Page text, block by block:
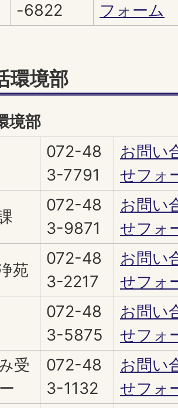
-6822
フォーム
環境部
境部
072-48
3-7791
お問い
せフォ
072-48
3-9871
お問い
せフォ
苑
072-48
3-2217
お問い
せフォ
072-48
3-5875
お問い
せフォ
受
072-48
3-1132
お問い
せフォ